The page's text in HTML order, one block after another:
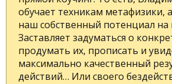
обучает техникам метафизики,
наш собственный потенциал на
Заставляет задуматься о
продумать их, прописать и
максимально качественный
действий… Или своего